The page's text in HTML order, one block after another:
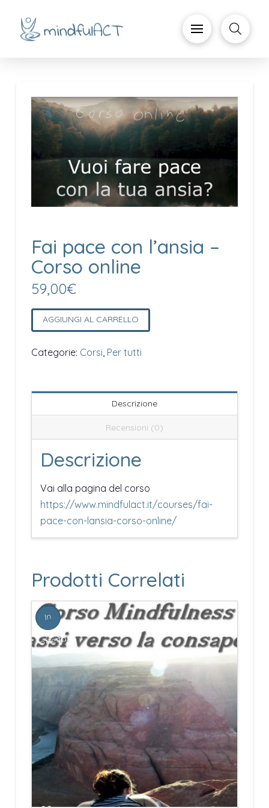
🔍
Fai pace con l’ansia –
Corso online
59,00€
pace
con
Corso
online
AGGIUNGI AL CARRELLO
Categorie: Corsi, Per tutti
Descrizione
Recensioni (0)
Descrizione
Vai alla pagina del corso
https://www.mindfulact.it/courses/fai-
pace-con-lansia-corso-online/
Prodotti Correlati
In
offerta!